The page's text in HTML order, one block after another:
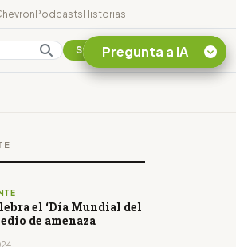
PodcastsHistorias
Suscribirse
el ‘Día Mundial del
de amenaza
Pregunta a IA